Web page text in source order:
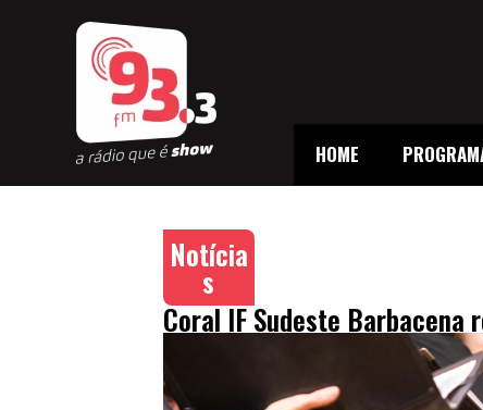
HOME
Notícia
s
Coral IF Sudeste